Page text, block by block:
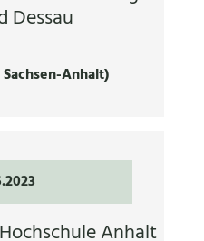
Dessau
Anhalt)
Anhalt